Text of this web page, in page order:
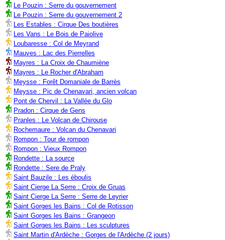
Le Pouzin : Serre du gouvernement
Le Pouzin : Serre du gouvernement 2
Les Estables : Cirque Des boutières
Les Vans : Le Bois de Paiolive
Loubaresse : Col de Meyrand
Mauves : Lac des Pierrelles
Mayres : La Croix de Chaumiène
Mayres : Le Rocher d'Abraham
Meysse : Forêt Domaniale de Barrès
Meysse : Pic de Chenavari, ancien volcan
Pont de Chervil : La Vallée du Glo
Pradon : Cirque de Gens
Pranles : Le Volcan de Chirouse
Rochemaure : Volcan du Chenavari
Rompon : Tour de rompon
Rompon : Vieux Rompon
Rondette : La source
Rondette : Sere de Praly
Saint Bauzile : Les éboulis
Saint Cierge La Serre : Croix de Gruas
Saint Cierge La Serre : Serre de Leyrier
Saint Gorges les Bains : Col de Rotisson
Saint Gorges les Bains : Grangeon
Saint Gorges les Bains : Les sculptures
Saint Martin d'Ardèche : Gorges de l'Ardèche (2 jours)